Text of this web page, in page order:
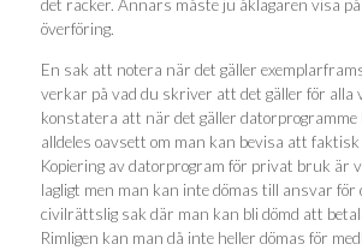
det räcker. Annars måste ju åklagaren visa
överföring.
En sak att notera när det gäller
verkar på vad du skriver att det gäller för alla
konstatera att när det gäller datorprogramme
alldeles oavsett om man kan bevisa att
Kopiering av datorprogram för privat bruk är
lagligt men man kan inte dömas till ansvar för
civilrättslig sak där man kan bli dömd att
Rimligen kan man då inte heller dömas för